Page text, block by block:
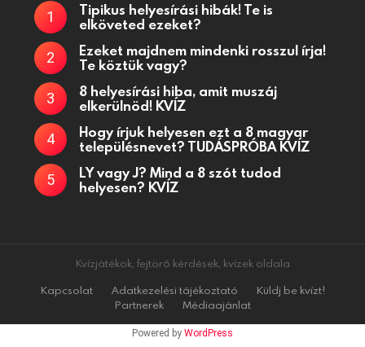
Tipikus helyesírási hibák! Te is
elköveted ezeket?
Ezeket majdnem mindenki rosszul írja!
Te köztük vagy?
8 helyesírási hiba, amit muszáj
elkerülnöd! KVÍZ
Hogy írjuk helyesen ezt a 8 magyar
településnevet? TUDÁSPRÓBA KVÍZ
LY vagy J? Mind a 8 szót tudod
helyesen? KVÍZ
Kvízjátékok, fejtörő kérdések, kvízek oldala
Kapcsolat
Adatkezelési tájékoztató
Küldj be kvízt!
Partnerek
Médiaajánlat
Powered by WordPress